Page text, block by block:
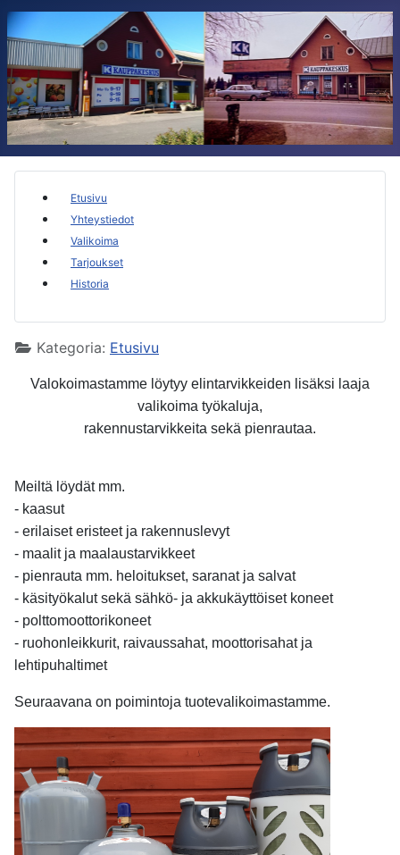
Etusivu
Yhteystiedot
Valikoima
Tarjoukset
Historia
Kategoria: Etusivu
Valokoimastamme löytyy elintarvikkeiden lisäksi laaja
valikoima työkaluja,
rakennustarvikkeita sekä pienrautaa.
Meiltä löydät mm.
- kaasut
- erilaiset eristeet ja rakennuslevyt
- maalit ja maalaustarvikkeet
- pienrauta mm. heloitukset, saranat ja salvat
- käsityökalut sekä sähkö- ja akkukäyttöiset koneet
- polttomoottorikoneet
- ruohonleikkurit, raivaussahat, moottorisahat ja
lehtipuhaltimet
Seuraavana on poimintoja tuotevalikoimastamme.